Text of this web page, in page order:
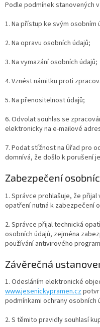
Podle podmínek stanovených
1. Na přístup ke svým osobním
2. Na opravu osobních údajů;
3. Na vymazání osobních údajů;
4. Vznést námitku proti
5. Na přenositelnost údajů;
6. Odvolat souhlas se
elektronicky na e-mailové
7. Podat stížnost na Úřad pro
domnívá, že došlo k porušení
Zabezpečení
1. Správce prohlašuje, že
opatření nutná k zabezpečení
2. Správce přijal technická
osobních údajů, zejména
používání antivirového
Závěrečná
1. Odesláním elektronické
www.jesenickypramen.cz
podmínkami ochrany osobních
2. S těmito pravidly souhlasí